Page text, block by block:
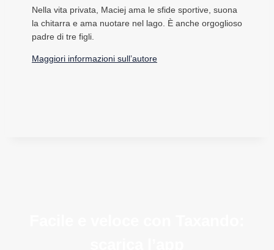
Nella vita privata, Maciej ama le sfide sportive, suona
la chitarra e ama nuotare nel lago. È anche orgoglioso
padre di tre figli.
Maggiori informazioni sull’autore